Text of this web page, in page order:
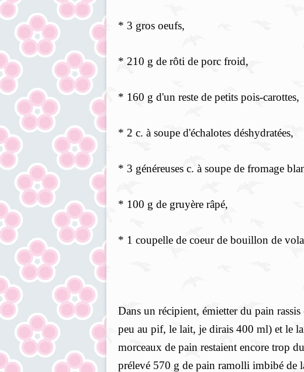
* 3 gros oeufs,
* 210 g de rôti de porc froid,
* 160 g d'un reste de petits pois-carottes,
* 2 c. à soupe d'échalotes déshydratées,
* 3 généreuses c. à soupe de fromage
* 100 g de gruyère râpé,
* 1 coupelle de coeur de bouillon de
Dans un récipient, émietter du pain
peu au pif, le lait, je dirais 400 ml) et le
morceaux de pain restaient encore trop
prélevé 570 g de pain ramolli imbibé de